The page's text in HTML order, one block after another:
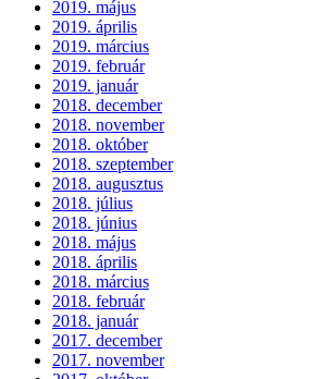
2019. május
2019. április
2019. március
2019. február
2019. január
2018. december
2018. november
2018. október
2018. szeptember
2018. augusztus
2018. július
2018. június
2018. május
2018. április
2018. március
2018. február
2018. január
2017. december
2017. november